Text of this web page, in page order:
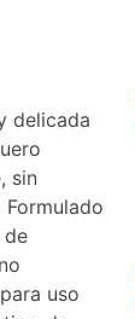
delicada
sin
de
uso